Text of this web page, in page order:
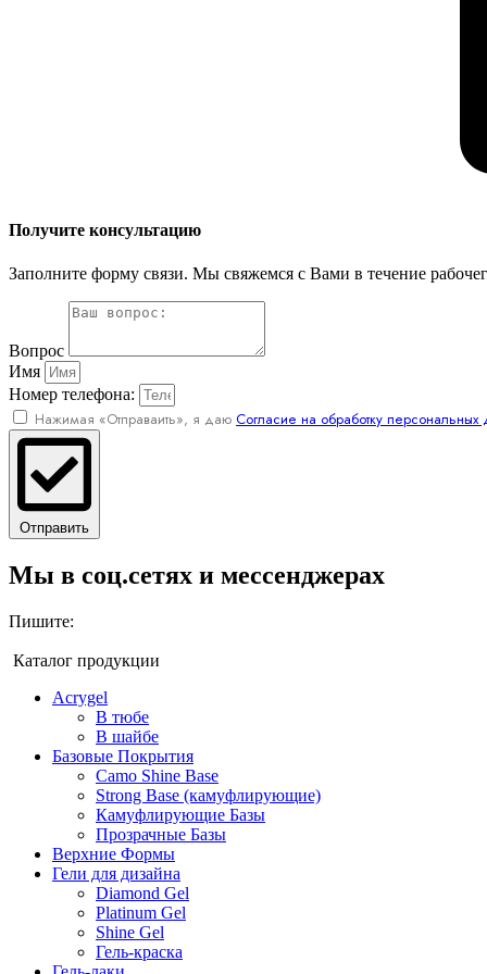
Получите консультацию
Заполните форму связи. Мы свяжемся с Вами в течение
Вопрос
Имя
Номер телефона:
Нажимая «Отправаить», я даю Согласие на обработку
Отправить
Мы в соц.сетях и мессенджерах
Пишите:
Каталог продукции
Acrygel
В тюбе
В шайбе
Базовые Покрытия
Camo Shine Base
Strong Base (камуфлирующие)
Камуфлирующие Базы
Прозрачные Базы
Верхние Формы
Гели для дизайна
Diamond Gel
Platinum Gel
Shine Gel
Гель-краска